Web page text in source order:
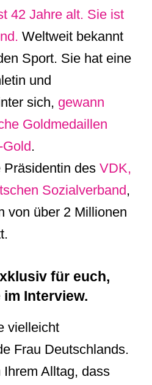
42 Jahre alt. Sie ist
Weltweit bekannt
Sport. Sie hat eine
und
sich, gewann
Goldmedaillen
.
des VDK,
Sozialverband,
von über 2 Millionen
für euch,
im Interview.
vielleicht
Frau Deutschlands.
Alltag, dass